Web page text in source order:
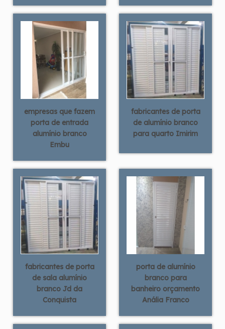
empresas que fazem
porta de entrada
alumínio branco
Embu
fabricantes de porta
de alumínio branco
para quarto Imirim
fabricantes de porta
de sala alumínio
branco Jd da
Conquista
porta de alumínio
branco para
banheiro orçamento
Anália Franco